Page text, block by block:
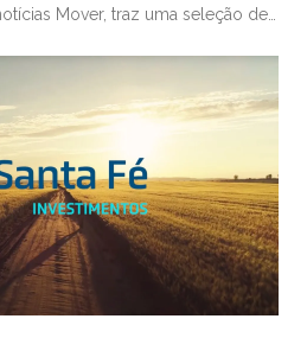
Mover, traz uma seleção de
domingo para leituras mais
e materiais informativos. OS
mas investidores […]